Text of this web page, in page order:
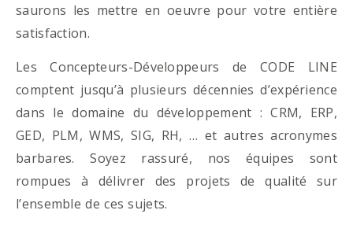
saurons les mettre en oeuvre pour votre entière
satisfaction.
Les Concepteurs-Développeurs de CODE LINE
comptent jusqu’à plusieurs décennies d’expérience
dans le domaine du développement : CRM, ERP,
GED, PLM, WMS, SIG, RH, … et autres acronymes
barbares. Soyez rassuré, nos équipes sont
rompues à délivrer des projets de qualité sur
l’ensemble de ces sujets.